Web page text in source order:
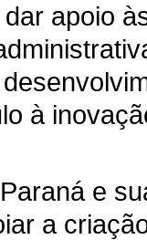
apoio
à
e
a